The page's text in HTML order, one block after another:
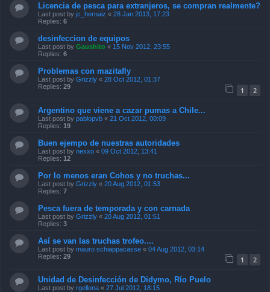
Licencia de pesca para extranjeros, se compran realmente?
Last post by jc_hernaiz « 28 Jan 2013, 17:23
Replies: 6
desinfeccion de equipos
Last post by Gaushito « 15 Nov 2012, 23:55
Replies: 6
Problemas con mazitafly
Last post by Grizzly « 28 Oct 2012, 01:37
Replies: 29 1 2
Argentino que viene a cazar pumas a Chile...
Last post by pablopvb « 21 Oct 2012, 00:09
Replies: 19
Buen ejempo de nuestras autoridades
Last post by nexxo « 09 Oct 2012, 13:41
Replies: 12
Por lo menos eran Cohos y no truchas...
Last post by Grizzly « 20 Aug 2012, 01:53
Replies: 7
Pesca fuera de temporada y con carnada
Last post by Grizzly « 20 Aug 2012, 01:51
Replies: 3
Así se van las truchas trofeo....
Last post by mauro schiappacasse « 04 Aug 2012, 03:14
Replies: 29 1 2
Unidad de Desinfección de Didymo, Río Puelo
Last post by rgellona « 27 Jul 2012, 18:15